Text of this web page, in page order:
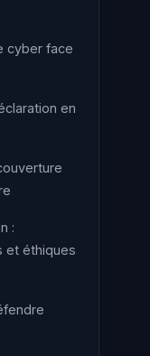
cyber face
en
:
et éthiques